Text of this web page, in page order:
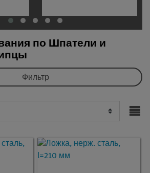
по Шпатели и
Фильтр